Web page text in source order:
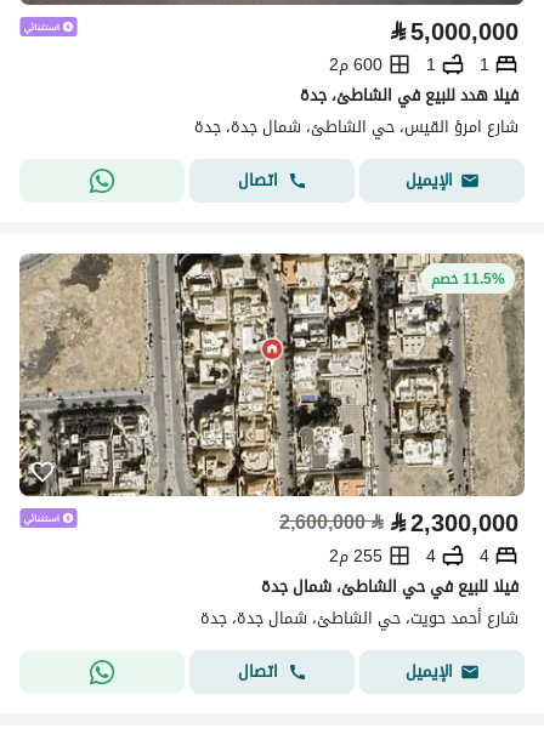
⃁5,000,000
1
1
600 م2
فيلا هدد للبيع في الشاطئ، جدة
شارع امرؤ القيس، حي الشاطئ، شمال جدة، جدة
الإيميل
اتصال
11.5% خصم
⃁2,300,000
⃁
2,600,000
4
4
255 م2
فيلا للبيع في حي الشاطئ، شمال جدة
شارع أحمد حويت، حي الشاطئ، شمال جدة، جدة
الإيميل
اتصال